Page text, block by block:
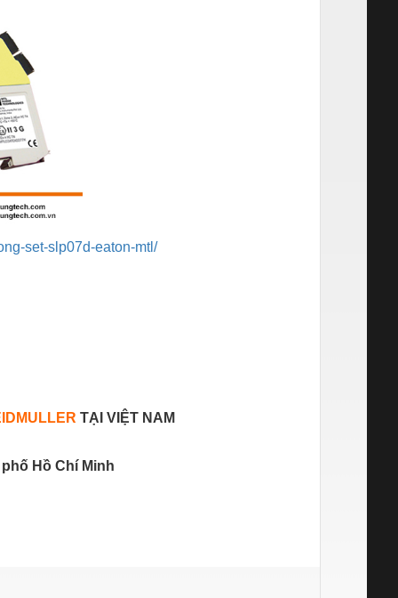
set-slp07d-eaton-mtl/
TẠI VIỆT NAM
Hồ Chí Minh